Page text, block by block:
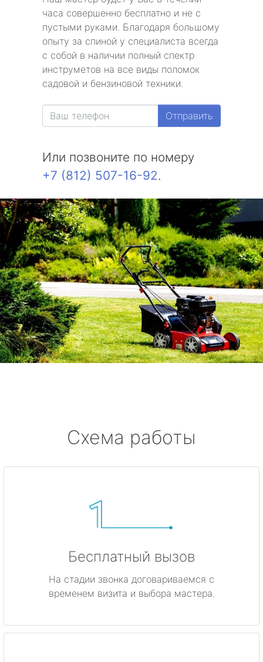
часа совершенно бесплатно и не с
пустыми руками. Благодаря большому
опыту за спиной у специалиста всегда
с собой в наличии полный спектр
инструметов на все виды поломок
садовой и бензиновой техники.
Отправить
Или позвоните по номеру
+7 (812) 507-16-92.
Схема работы
Бесплатный вызов
На стадии звонка договариваемся с
временем визита и выбора мастера.